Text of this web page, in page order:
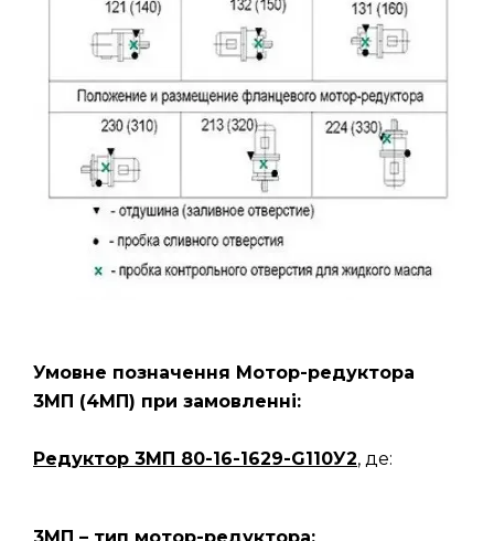
Умовне позначення Мотор-редуктора
3МП (4МП) при замовленні:
Редуктор 3МП 80-16-1629-G110У2, де: